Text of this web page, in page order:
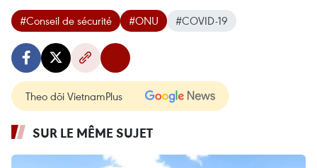
#Conseil de sécurité #ONU #COVID-19
Theo dõi VietnamPlus
SUR LE MÊME SUJET